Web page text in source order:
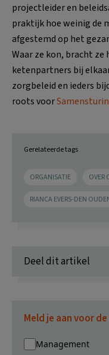
projectleider en
praktijk hoe weinig de
afgestemd op het
Waar ze kon, bracht
ketenpartners bij
zorgbeleid en ieders
roots voor
Gerelateerde tags
ORGANISATIE OVER
RIANCA EVERS-DEN
Deel dit artikel
Meld je aan voor
Management